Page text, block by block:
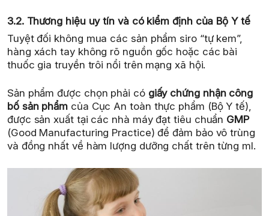
3.2. Thương hiệu uy tín và có kiểm định của Bộ Y tế
Tuyệt đối không mua các sản phẩm siro “tự kem”,
hàng xách tay không rõ nguồn gốc hoặc các bài
thuốc gia truyền trôi nổi trên mạng xã hội.
Sản phẩm được chọn phải có giấy chứng nhận công
bố sản phẩm của Cục An toàn thực phẩm (Bộ Y tế),
được sản xuất tại các nhà máy đạt tiêu chuẩn GMP
(Good Manufacturing Practice) để đảm bảo vô trùng
và đồng nhất về hàm lượng dưỡng chất trên từng ml.